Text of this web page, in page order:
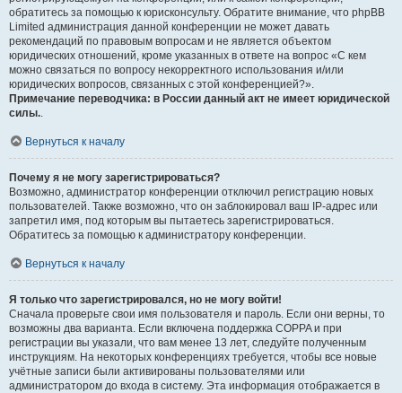
обратитесь за помощью к юрисконсульту. Обратите внимание, что phpBB
Limited администрация данной конференции не может давать
рекомендаций по правовым вопросам и не является объектом
юридических отношений, кроме указанных в ответе на вопрос «С кем
можно связаться по вопросу некорректного использования и/или
юридических вопросов, связанных с этой конференцией?».
Примечание переводчика: в России данный акт не имеет юридической
силы..
Вернуться к началу
Почему я не могу зарегистрироваться?
Возможно, администратор конференции отключил регистрацию новых
пользователей. Также возможно, что он заблокировал ваш IP-адрес или
запретил имя, под которым вы пытаетесь зарегистрироваться.
Обратитесь за помощью к администратору конференции.
Вернуться к началу
Я только что зарегистрировался, но не могу войти!
Сначала проверьте свои имя пользователя и пароль. Если они верны, то
возможны два варианта. Если включена поддержка COPPA и при
регистрации вы указали, что вам менее 13 лет, следуйте полученным
инструкциям. На некоторых конференциях требуется, чтобы все новые
учётные записи были активированы пользователями или
администратором до входа в систему. Эта информация отображается в